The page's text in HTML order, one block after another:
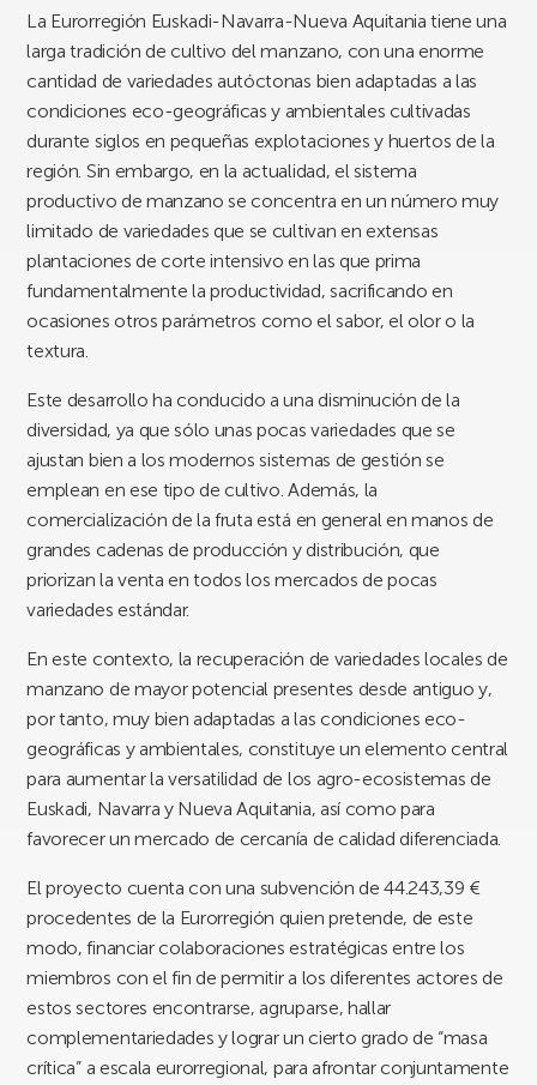
La Eurorregión Euskadi-Navarra-Nueva Aquitania tiene una
larga tradición de cultivo del manzano, con una enorme
cantidad de variedades autóctonas bien adaptadas a las
condiciones eco-geográficas y ambientales cultivadas
durante siglos en pequeñas explotaciones y huertos de la
región. Sin embargo, en la actualidad, el sistema
productivo de manzano se concentra en un número muy
limitado de variedades que se cultivan en extensas
plantaciones de corte intensivo en las que prima
fundamentalmente la productividad, sacrificando en
ocasiones otros parámetros como el sabor, el olor o la
textura.
Este desarrollo ha conducido a una disminución de la
diversidad, ya que sólo unas pocas variedades que se
ajustan bien a los modernos sistemas de gestión se
emplean en ese tipo de cultivo. Además, la
comercialización de la fruta está en general en manos de
grandes cadenas de producción y distribución, que
priorizan la venta en todos los mercados de pocas
variedades estándar.
En este contexto, la recuperación de variedades locales de
manzano de mayor potencial presentes desde antiguo y,
por tanto, muy bien adaptadas a las condiciones eco-
geográficas y ambientales, constituye un elemento central
para aumentar la versatilidad de los agro-ecosistemas de
Euskadi, Navarra y Nueva Aquitania, así como para
favorecer un mercado de cercanía de calidad diferenciada.
El proyecto cuenta con una subvención de 44.243,39 €
procedentes de la Eurorregión quien pretende, de este
modo, financiar colaboraciones estratégicas entre los
miembros con el fin de permitir a los diferentes actores de
estos sectores encontrarse, agruparse, hallar
complementariedades y lograr un cierto grado de “masa
crítica” a escala eurorregional, para afrontar conjuntamente